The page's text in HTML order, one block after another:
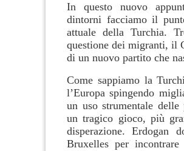
In questo nuovo
dintorni facciamo il
attuale della Turchia.
questione dei migranti, il
di un nuovo partito che
Come sappiamo la
l’Europa spingendo
un uso strumentale
un tragico gioco, più
disperazione. Erdogan
Bruxelles per